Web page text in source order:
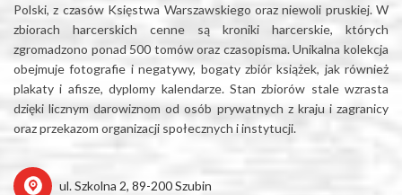
Polski, z czasów Księstwa Warszawskiego oraz niewoli pruskiej. W
zbiorach harcerskich cenne są kroniki harcerskie, których
zgromadzono ponad 500 tomów oraz czasopisma. Unikalna kolekcja
obejmuje fotografie i negatywy, bogaty zbiór książek, jak również
plakaty i afisze, dyplomy kalendarze. Stan zbiorów stale wzrasta
dzięki licznym darowiznom od osób prywatnych z kraju i zagranicy
oraz przekazom organizacji społecznych i instytucji.
ul. Szkolna 2, 89-200 Szubin